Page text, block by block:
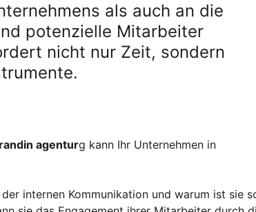
als auch an die
potenzielle Mitarbeiter
nicht nur Zeit, sondern
agenturg kann Ihr Unternehmen in
internen Kommunikation und warum ist sie